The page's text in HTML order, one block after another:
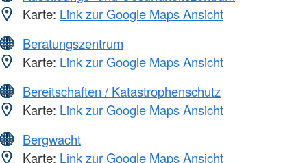
Karte: Link zur Google Maps Ansicht
Beratungszentrum
Karte: Link zur Google Maps Ansicht
Bereitschaften / Katastrophenschutz
Karte: Link zur Google Maps Ansicht
Bergwacht
Karte: Link zur Google Maps Ansicht